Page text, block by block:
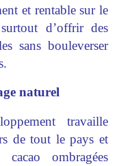
et rentable sur le
d’offrir des
sans bouleverser
naturel
travaille
de tout le pays et
ombragées